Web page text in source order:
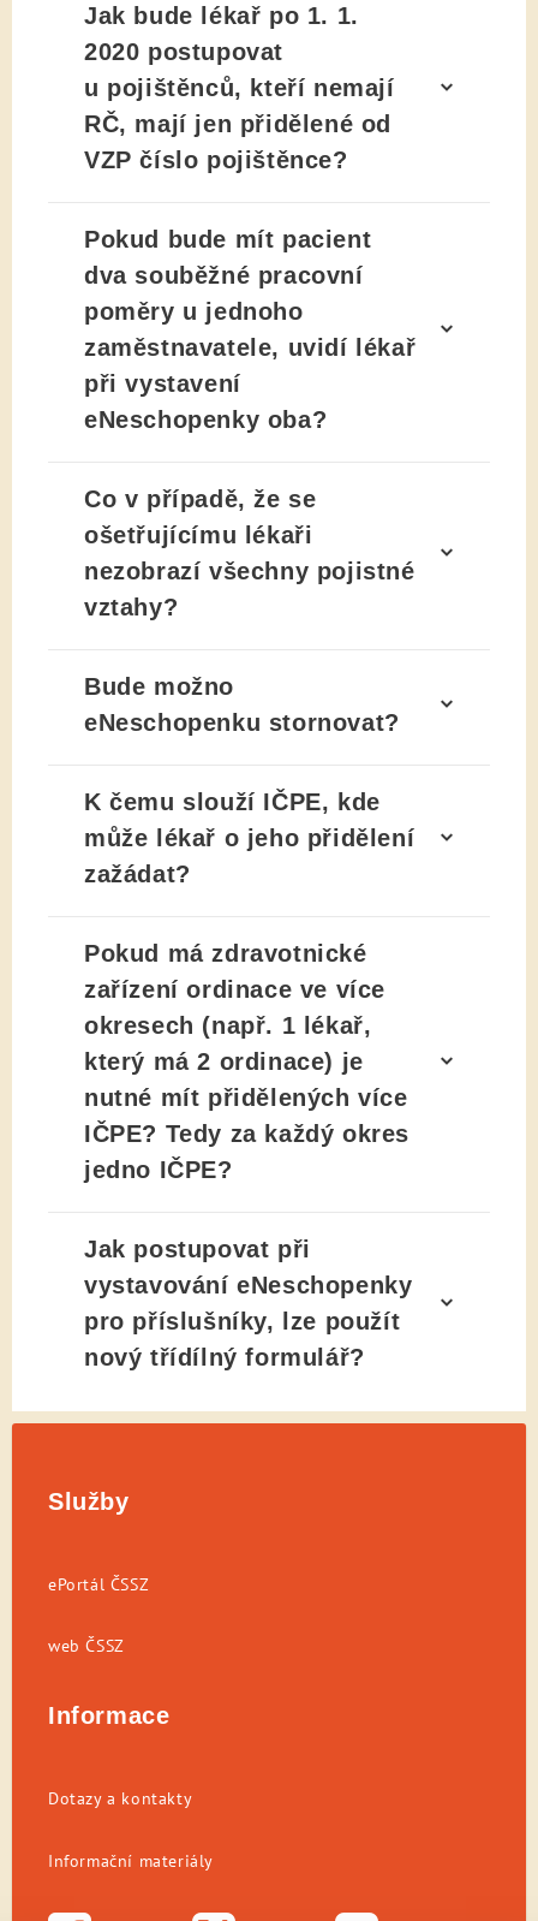
Jak bude lékař po 1. 1.
2020 postupovat
u pojištěnců, kteří nemají
RČ, mají jen přidělené od
VZP číslo pojištěnce?
Pokud bude mít pacient
dva souběžné pracovní
poměry u jednoho
zaměstnavatele, uvidí lékař
při vystavení
eNeschopenky oba?
Co v případě, že se
ošetřujícímu lékaři
nezobrazí všechny pojistné
vztahy?
Bude možno
eNeschopenku stornovat?
K čemu slouží IČPE, kde
může lékař o jeho přidělení
zažádat?
Pokud má zdravotnické
zařízení ordinace ve více
okresech (např. 1 lékař,
který má 2 ordinace) je
nutné mít přidělených více
IČPE? Tedy za každý okres
jedno IČPE?
Jak postupovat při
vystavování eNeschopenky
pro příslušníky, lze použít
nový třídílný formulář?
Služby
ePortál ČSSZ
web ČSSZ
Informace
Dotazy a kontakty
Informační materiály